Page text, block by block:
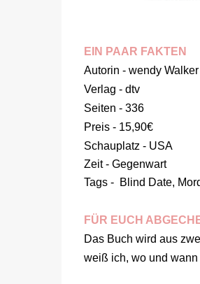
EIN PAAR FAKTEN
Autorin - wendy Walker
Verlag - dtv
Seiten - 336
Preis - 15,90€
Schauplatz - USA
Zeit - Gegenwart
Tags - Blind Date,
FÜR EUCH
Das Buch wird aus
weiß ich, wo und